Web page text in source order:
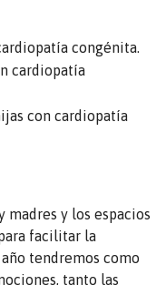
congénita.
cardiopatía
con cardiopatía
madres y los espacios
facilitar la
tendremos como
tanto las